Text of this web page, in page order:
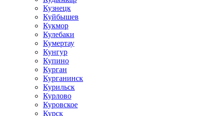
Кузнецк
Куйбышев
Кукмор
Кулебаки
Кумертау
Кунгур
Купино
Курган
Курганинск
Курильск
Курлово
Куровское
Курск